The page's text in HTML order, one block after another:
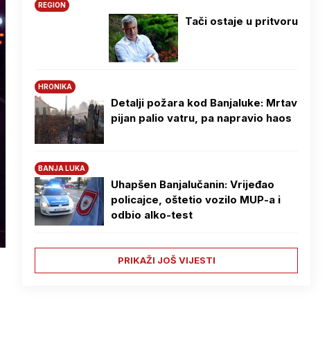
REGION
Tači ostaje u pritvoru
HRONIKA
Detalji požara kod Banjaluke: Mrtav
pijan palio vatru, pa napravio haos
BANJA LUKA
Uhapšen Banjalučanin: Vrijeđao
policajce, oštetio vozilo MUP-a i
odbio alko-test
PRIKAŽI JOŠ VIJESTI